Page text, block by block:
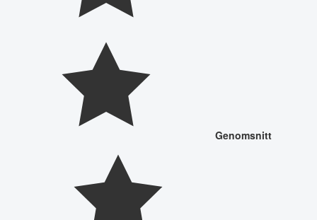
Genomsnitt